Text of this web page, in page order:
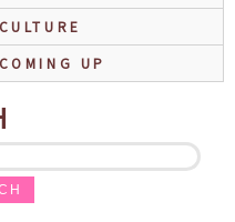
CULTURE
COMING UP